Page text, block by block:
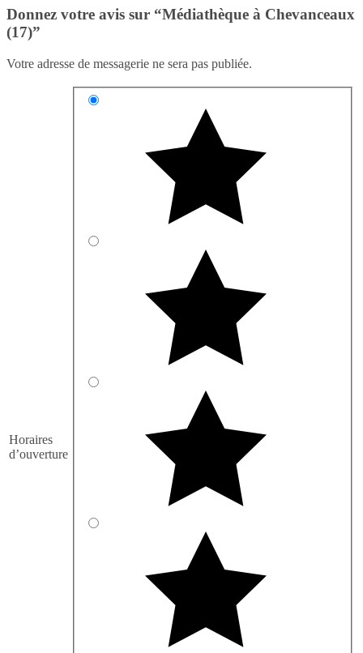
Donnez votre avis sur “Médiathèque à Chevanceaux
(17)”
Votre adresse de messagerie ne sera pas publiée.
Horaires
d’ouverture